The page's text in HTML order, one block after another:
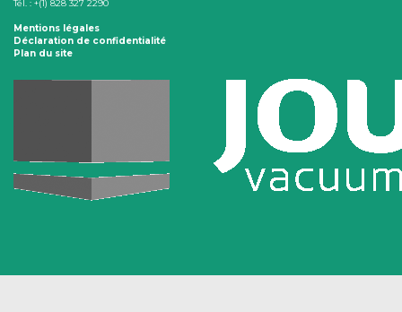
Tél. : +(1) 828 327 2290
Mentions légales
Déclaration de confidentialité
Plan du site